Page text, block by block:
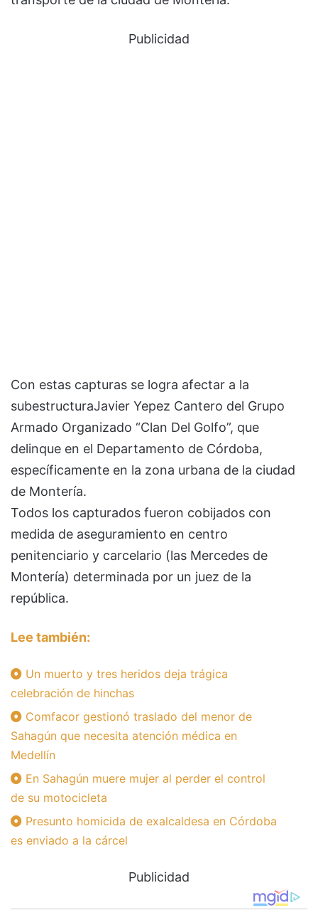
Publicidad
Con estas capturas se logra afectar a la
subestructuraJavier Yepez Cantero del Grupo
Armado Organizado “Clan Del Golfo”, que
delinque en el Departamento de Córdoba,
específicamente en la zona urbana de la ciudad
de Montería.
Todos los capturados fueron cobijados con
medida de aseguramiento en centro
penitenciario y carcelario (las Mercedes de
Montería) determinada por un juez de la
república.
Lee también:
Un muerto y tres heridos deja trágica
celebración de hinchas
Comfacor gestionó traslado del menor de
Sahagún que necesita atención médica en
Medellín
En Sahagún muere mujer al perder el control
de su motocicleta
Presunto homicida de exalcaldesa en Córdoba
es enviado a la cárcel
Publicidad